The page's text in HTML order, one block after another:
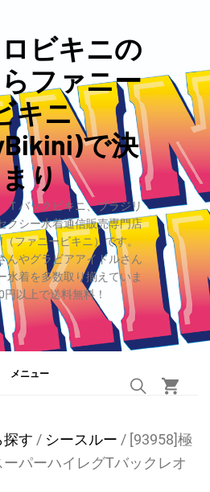
ビキニの
ファニー
キニ
で決
まり
Ｔバックビキニ、ブラジリ
クシー水着通信販売専門店
（ファニービキニ）です。
んやグラビアアイドルさん
水着を多数取り揃えていま
以上で送料無料！
メニュー
探す / シースルー / [93958]極
パーハイレグTバックレオ